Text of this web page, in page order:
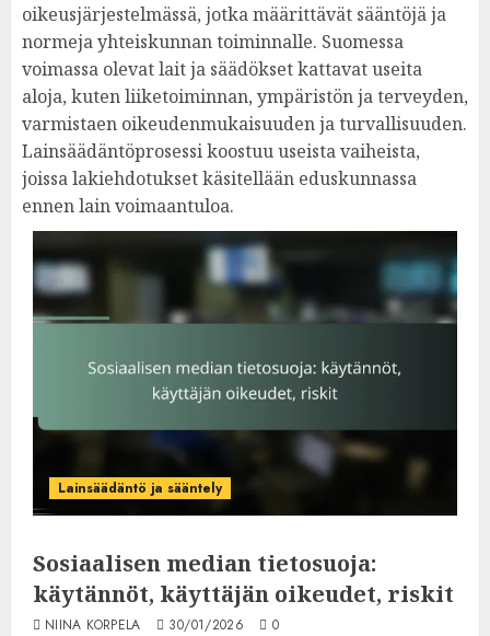
oikeusjärjestelmässä, jotka määrittävät sääntöjä ja
normeja yhteiskunnan toiminnalle. Suomessa
voimassa olevat lait ja säädökset kattavat useita
aloja, kuten liiketoiminnan, ympäristön ja terveyden,
varmistaen oikeudenmukaisuuden ja turvallisuuden.
Lainsäädäntöprosessi koostuu useista vaiheista,
joissa lakiehdotukset käsitellään eduskunnassa
ennen lain voimaantuloa.
Lainsäädäntö ja sääntely
Sosiaalisen median tietosuoja:
käytännöt, käyttäjän oikeudet, riskit
NIINA KORPELA 30/01/2026 0